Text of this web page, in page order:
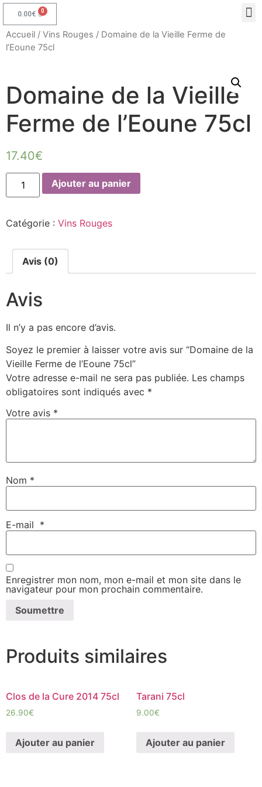
0.00€
Accueil / Vins Rouges / Domaine de la Vieille Ferme de
l’Eoune 75cl
Domaine de la Vieille
Ferme de l’Eoune 75cl
17.40€
Ajouter au panier
Catégorie : Vins Rouges
Avis (0)
Avis
Il n’y a pas encore d’avis.
Soyez le premier à laisser votre avis sur “Domaine de la
Vieille Ferme de l’Eoune 75cl”
Votre adresse e-mail ne sera pas publiée. Les champs
obligatoires sont indiqués avec *
Votre avis *
Nom *
E-mail *
Enregistrer mon nom, mon e-mail et mon site dans le
navigateur pour mon prochain commentaire.
Produits similaires
Clos de la Cure 2014 75cl
26.90€
Ajouter au panier
Tarani 75cl
9.00€
Ajouter au panier